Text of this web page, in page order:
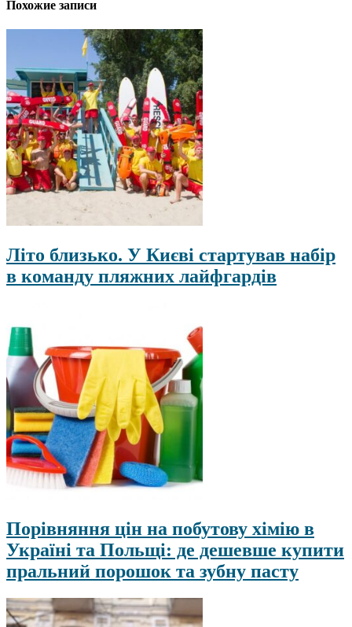
Похожие записи
Літо близько. У Києві стартував набір
в команду пляжних лайфгардів
Порівняння цін на побутову хімію в
Україні та Польщі: де дешевше купити
пральний порошок та зубну пасту